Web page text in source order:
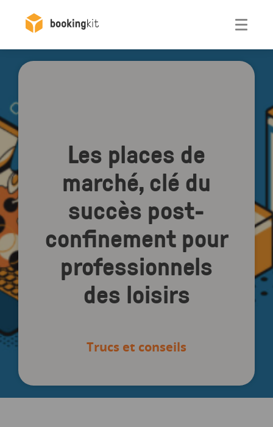
Les places de
marché, clé du
succès post-
confinement pour
professionnels
des loisirs
Trucs et conseils